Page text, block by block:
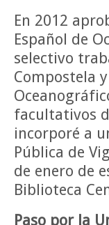
En 2012
Español de
selectivo
Compostela
facultativos
incorporé a
Pública de
de enero de
Biblioteca
Paso por la